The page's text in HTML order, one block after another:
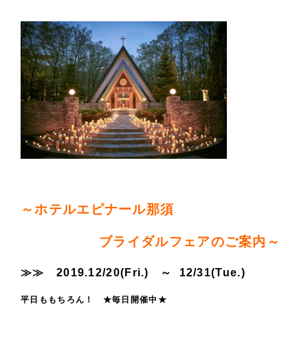
～ホテルエピナール那須
ブライダルフェアのご案内～
≫≫ 2019.12/20(Fri.) ～ 12/31(Tue.)
平日ももちろん！ ★毎日開催中★